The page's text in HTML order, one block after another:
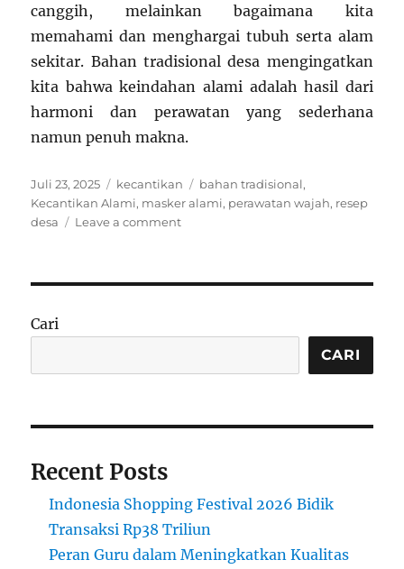
canggih, melainkan bagaimana kita
memahami dan menghargai tubuh serta alam
sekitar. Bahan tradisional desa mengingatkan
kita bahwa keindahan alami adalah hasil dari
harmoni dan perawatan yang sederhana
namun penuh makna.
Posted
on
Juli 23, 2025 Categories
kecantikan Tags
bahan tradisional,
Kecantikan Alami, masker alami, perawatan wajah, resep
desa
Leave a commenton
dengan
Tradisional
Cari
CARI
Recent Posts
Indonesia Shopping Festival 2026 Bidik
Transaksi Rp38 Triliun
Peran Guru dalam Meningkatkan Kualitas